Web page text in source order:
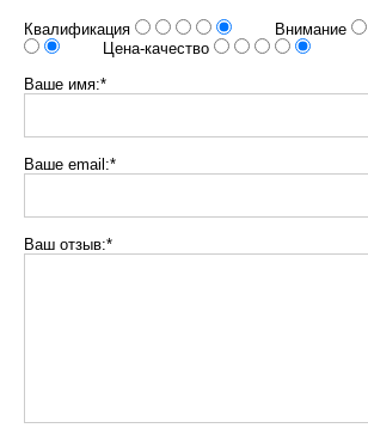
Квалификация
Внимание
Цена-качество
Ваше имя:*
Ваше email:*
Ваш отзыв:*